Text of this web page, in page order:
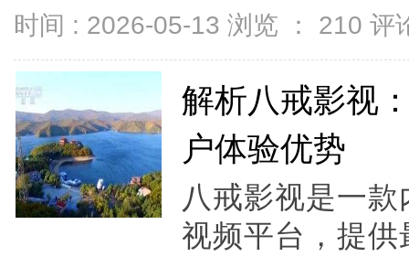
时间 : 2026-05-13 浏览 ： 210 评
解析八戒影视
户体验优势
八戒影视是一
视频平台，提